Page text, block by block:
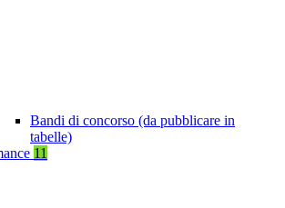
Bandi di concorso (da pubblicare in
tabelle)
11